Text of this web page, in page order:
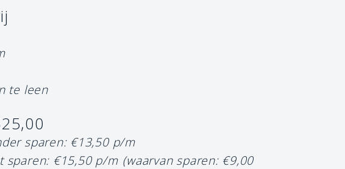
te leen
sparen: €13,50 p/m
sparen: €15,50 p/m (waarvan sparen: €9,00